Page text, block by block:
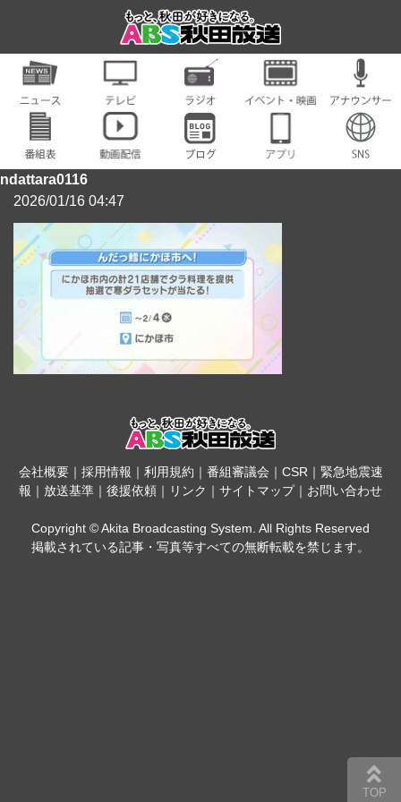
ndattara0116
2026/01/16 04:47
会社概要｜ 採用情報 ｜ 利用規約 ｜ 番組審議会 ｜ CSR｜ 緊急地震速
報 ｜ 放送基準 ｜ 後援依頼 ｜ リンク ｜ サイトマップ｜ お問い合わせ
Copyright © Akita Broadcasting System. All Rights Reserved
掲載されている記事・写真等すべての無断転載を禁じます。